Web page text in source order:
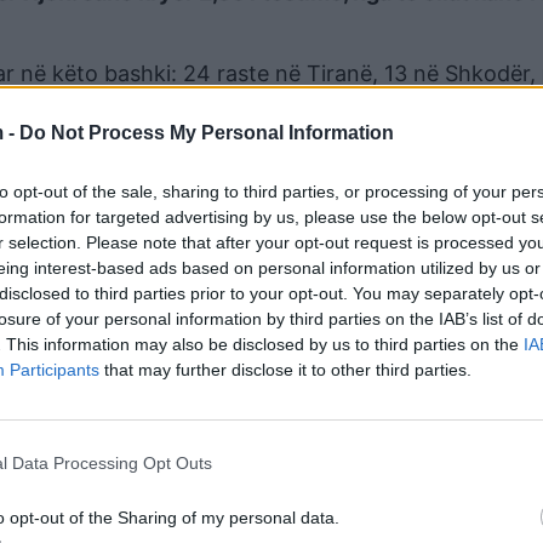
- Do Not Process My Personal Information
opt-out of the sale, sharing to third parties, or processing of your
for targeted advertising by us, please use the below opt-out
selection. Please note that after your opt-out request is processed
interest-based ads based on personal information utilized by us
to third parties prior to your opt-out. You may separately
of your personal information by third parties on the IAB’s list of
This information may also be disclosed by us to third parties on the
Participants that may further disclose it to other third parties.
Data Processing Opt Outs
opt-out of the Sharing of my personal data.
këto bashki: 24 raste në Tiranë, 13 në Shkodër,
nga 3 raste në Krujë, Fier, Berat, Gjirokastër,
Shijak, Skrapar, Patos, nga 1 rast Kavajë,
e çuar numrin e të shëruarve në 113,468 që
10 në terapi intensive, nga të cilët 7
betejën me covid19 aktori Guljelm Radoja.
familjes dhe të afërmve.
drejtohet qytetarëve të mos neglizhojnë asnjë
mjekun e familjes për të kryer testimin si dhe për
në numri 127 të Urgjencës Kombëtare për